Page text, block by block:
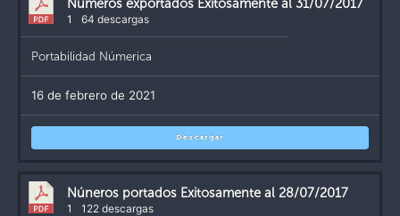
Números exportados Exitosamente al 31/07/2017
1 64 descargas
Portabilidad Númerica
16 de febrero de 2021
Descargar
Núneros portados Exitosamente al 28/07/2017
1 122 descargas